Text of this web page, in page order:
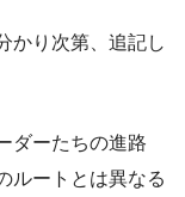
かり次第、追記し
ダーたちの進路
ルートとは異なる